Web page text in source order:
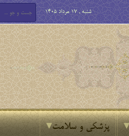
شنبه , 17 مرداد 1405
پزشکی و سلامت